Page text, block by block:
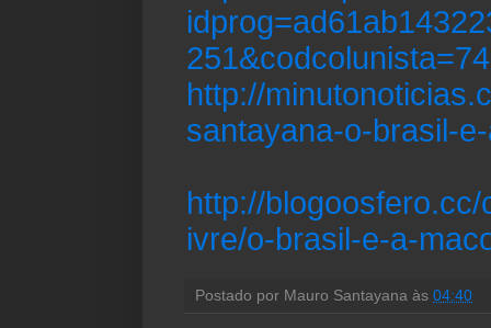
251&codcolunista=74
http://
santayana-o-brasil-
http://
ivre/o-brasil-e-a-
Postado por Mauro Santayana às 04:40